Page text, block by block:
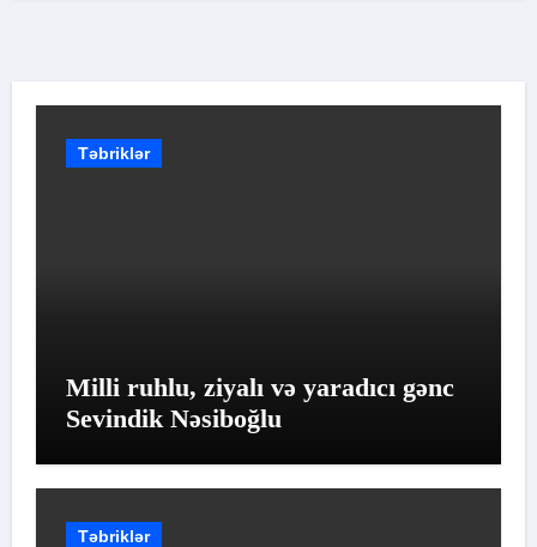
Təbriklər
Milli ruhlu, ziyalı və yaradıcı gənc
Sevindik Nəsiboğlu
Təbriklər